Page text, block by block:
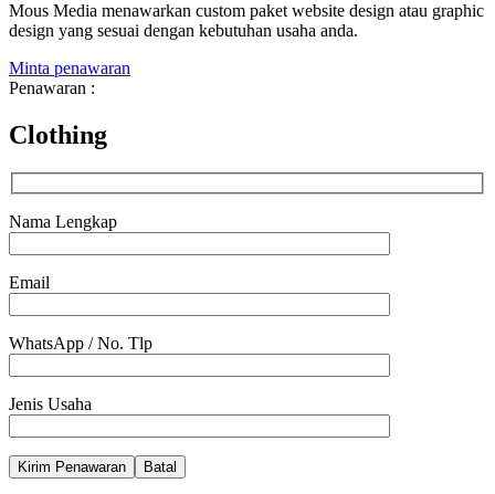
Mous Media menawarkan custom paket website design atau graphic
design yang sesuai dengan kebutuhan usaha anda.
Minta penawaran
Penawaran :
Clothing
Nama Lengkap
Email
WhatsApp / No. Tlp
Jenis Usaha
Batal